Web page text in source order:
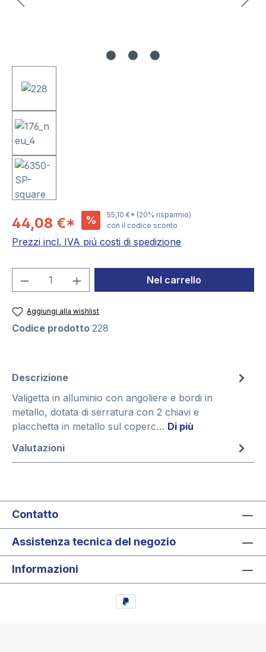
44,08 €* % 55,10 €* (20% risparmio)
con il codice sconto
Prezzi incl. IVA piú costi di spedizione
Quantità del prodotto: inserisci la
Nel carrello
Aggiungi alla wishlist
Codice prodotto 228
Descrizione
Valigetta in alluminio con angoliere e bordi in
metallo, dotata di serratura con 2 chiavi e
placchetta in metallo sul coperc… Di più
Valutazioni
Contatto
Assistenza tecnica del negozio
Informazioni